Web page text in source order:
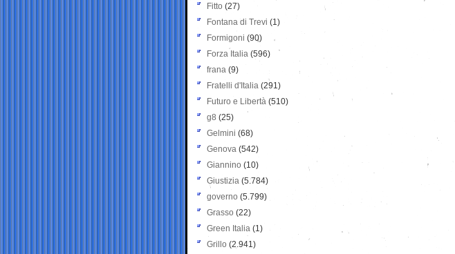
Fitto (27)
Fontana di Trevi (1)
Formigoni (90)
Forza Italia (596)
frana (9)
Fratelli d'Italia (291)
Futuro e Libertà (510)
g8 (25)
Gelmini (68)
Genova (542)
Giannino (10)
Giustizia (5.784)
governo (5.799)
Grasso (22)
Green Italia (1)
Grillo (2.941)